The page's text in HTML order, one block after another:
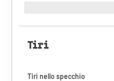
Tiri
Tiri nello specchio